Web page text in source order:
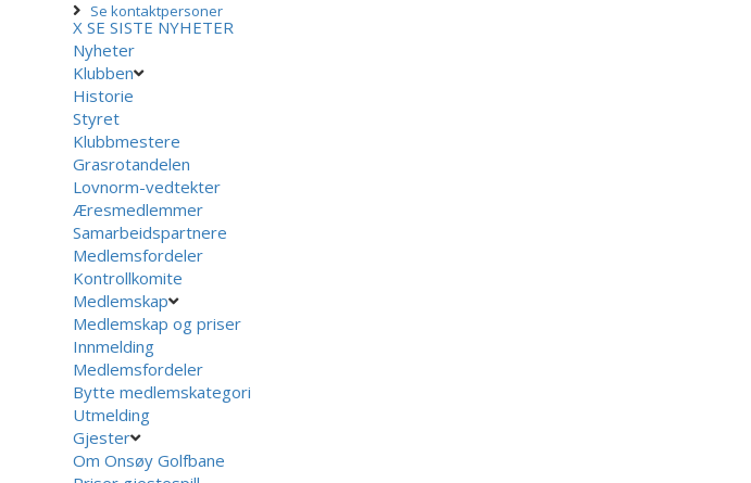
Se kontaktpersoner
X SE SISTE NYHETER
Nyheter
Klubben
Historie
Styret
Klubbmestere
Grasrotandelen
Lovnorm-vedtekter
Æresmedlemmer
Samarbeidspartnere
Medlemsfordeler
Kontrollkomite
Medlemskap
Medlemskap og priser
Innmelding
Medlemsfordeler
Bytte medlemskategori
Utmelding
Gjester
Om Onsøy Golfbane